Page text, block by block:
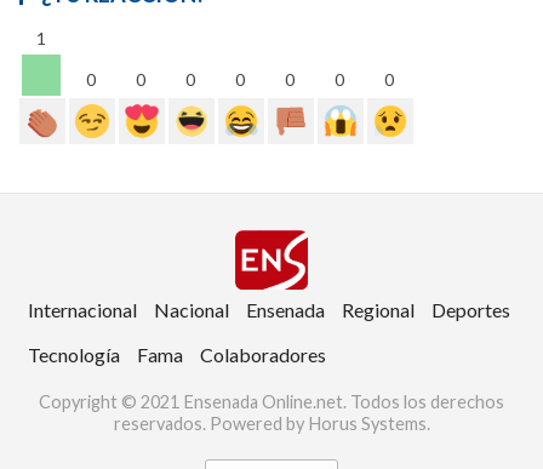
1
0
0 0 0 0 0 0
Internacional Nacional Ensenada Regional
Deportes
Tecnología
Fama Colaboradores
Copyright © 2021 Ensenada Online.net. Todos los derechos
reservados. Powered by Horus Systems.